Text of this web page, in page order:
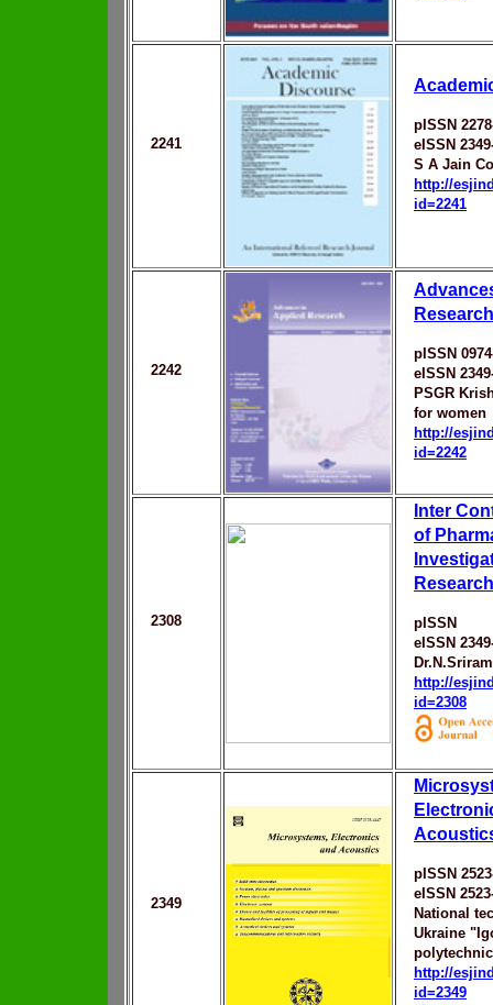
2241
pISSN
eISSN
S A Jain
http://
id=2241
2242
Research
pISSN
eISSN
PSGR
for women
http://
id=2242
2308
Inter
of
pISSN
eISSN
Dr.N.Sriram
http://
id=2308
2349
pISSN
eISSN
National
Ukraine
http://
id=2349